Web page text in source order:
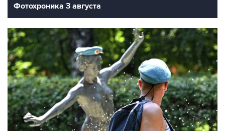
Фотохроника 3 августа